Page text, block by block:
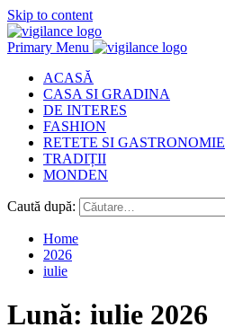
Skip to content
Primary Menu
ACASĂ
CASA SI GRADINA
DE INTERES
FASHION
RETETE SI GASTRONOMIE
TRADIȚII
MONDEN
Caută după:
Home
2026
iulie
Lună: iulie 2026